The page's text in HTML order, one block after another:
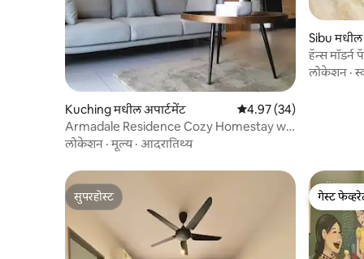
Kuching मधील अपार्टमेंट 5 पैकी 4.97 सरासरी रेटिंग,
4.97 (34)
Armadale Residence Cozy Homestay w/
Pool@Galacity
लोकेशन ·मूल्य· आदरातिथ्य
Sibu मधील
हॅन्स मॉडर्न
लोकेशन ·
सुपरहोस्ट
सुपरहोस्ट
गेस्ट
गेस्ट